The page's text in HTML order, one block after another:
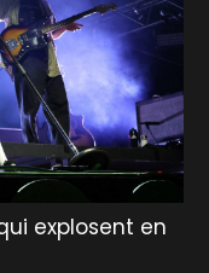
explosent en